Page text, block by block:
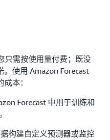
只需按使用量付费；既没
使用 Amazon Forecast
本：
Forecast 中用于训练和
构建自定义预测器或监控